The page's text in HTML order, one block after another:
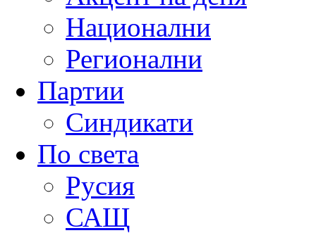
Национални
Регионални
Партии
Синдикати
По света
Русия
САЩ